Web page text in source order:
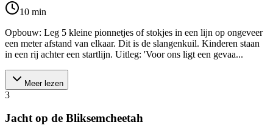
10 min
Opbouw: Leg 5 kleine pionnetjes of stokjes in een lijn op ongeveer
een meter afstand van elkaar. Dit is de slangenkuil. Kinderen staan
in een rij achter een startlijn. Uitleg: 'Voor ons ligt een gevaa...
Meer lezen
3
Jacht op de Bliksemcheetah